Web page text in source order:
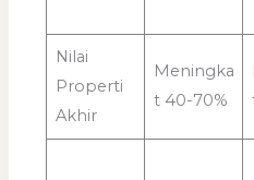
Nilai
Properti
Akhir
Meningka
t 40-70%